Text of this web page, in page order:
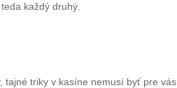
každý druhý.
tajné triky v kasíne nemusí byť pre vás